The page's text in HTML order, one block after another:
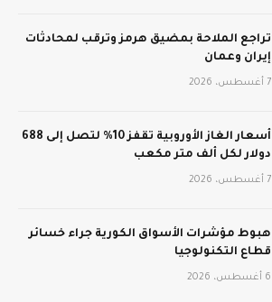
تراجع الملاحة بمضيق هرمز وترقب لمحادثات
إيران وعمان
7 أغسطس، 2026
أسعار الغاز الأوروبية تقفز 10% لتصل إلى 688
دولار لكل ألف متر مكعب
7 أغسطس، 2026
هبوط مؤشرات الأسواق الكورية جراء خسائر
قطاع التكنولوجيا
6 أغسطس، 2026